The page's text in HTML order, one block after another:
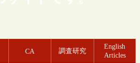
CA 調査研究
English
Articles